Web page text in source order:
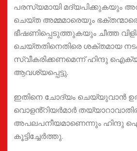
പരസ്യമായി മദ്യപിക്കുകയും
ചെയ്ത അമ്മമാരെയും
ഭീഷണിപ്പെടുത്തുകയും ചീത്ത
ചെയ്തതിനെതിരെ ശക്തമായ
സ്വീകരിക്കണമെന്ന് ഹിന്ദു
ആവശ്യപ്പെട്ടു.
ഇതിനെ ചോദ്യം ചെയ്യുവാൻ
വൊളൻ്റിയർമാർ
അപലപനീയമാണെന്നും ഹിന്ദു
കൂട്ടിച്ചേർത്തു.